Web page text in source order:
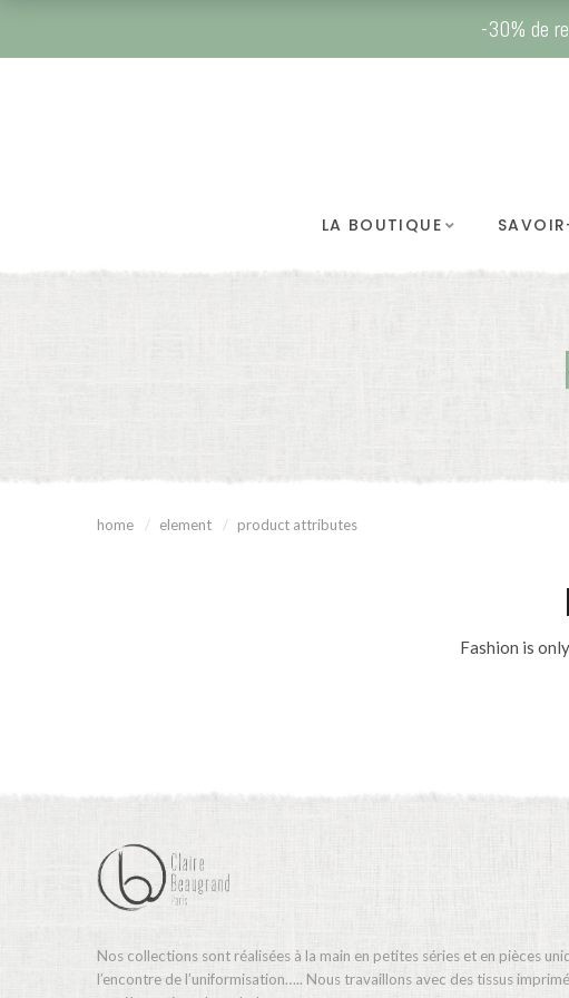
-30% de
LA BOUTIQUE
home element product attributes
Fashion is
Nos collections sont réalisées à la main en petites séries et en pièces
l’encontre de l’uniformisation….. Nous travaillons avec des tissus